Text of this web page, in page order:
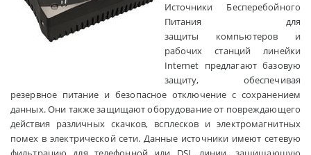
Источники Бесперебойного Питания для защиты компьютеров и рабочих станций линейки Internet предлагают базовую защиту, обеспечивая резервное питание и безопасное отключение с сохранением данных. Они также защищают оборудование от повреждающего действия различных скачков, всплесков и электромагнитных помех в электрической сети. Данные источники имеют сетевую фильтрацию для телефонной или DSL линии, защищающую оборудование (в первую очередь, модем и телефонное оборудование) от проблем в информационных сетях. Модели Internet на задней панели имеют регулятор настройки чувствительности ИБП к входящему переменному току, который позволяет изменять пороги перехода к питанию от батареи. Все модели AVR имеют встроенный стабилизатор напряжения, позволяющий работать подключенному оборудованию максимально продолжительное время.